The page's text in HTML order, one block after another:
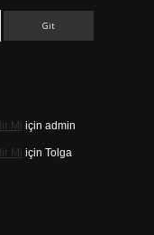
Mi için admin
Mi için Tolga